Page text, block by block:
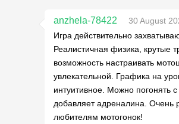
anzhela-78422
30 August
Игра действительно
Реалистичная физика, крутые
возможность настраивать
увлекательной. Графика на
интуитивное. Можно погонять
добавляет адреналина. Очень
любителям мотогонок!